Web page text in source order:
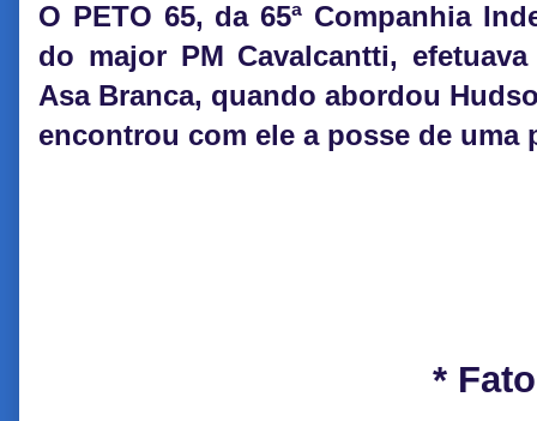
O PETO 65, da 65ª Companhia
do major PM Cavalcantti,
Asa Branca, quando abordou
encontrou com ele a posse de uma
*